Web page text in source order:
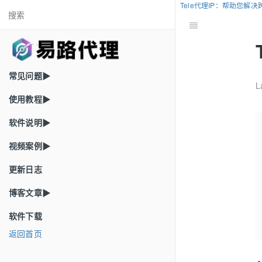
常见问题▶
使用教程▶
软件说明▶
视频案例▶
更新日志
博客文章▶
软件下载
返回首页
Tele代理IP：帮助您解决